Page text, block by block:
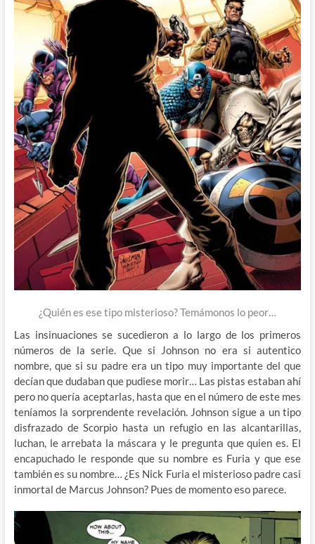
¿Quién es ese tipo misterioso? Temámonos lo peor…
Las insinuaciones se sucedieron a lo largo de los primeros
números de la serie. Que si Johnson no era si autentico
nombre, que si su padre era un tipo muy importante del que
decían que dudaban que pudiese morir… Las pistas estaban ahí
pero no quería aceptarlas, hasta que en el número de este mes
teníamos la sorprendente revelación. Johnson sigue a un tipo
disfrazado de Scorpio hasta un refugio en las alcantarillas,
luchan, le arrebata la máscara y le pregunta que quien es. El
encapuchado le responde que su nombre es Furia y que ese
también es su nombre… ¿Es Nick Furia el misterioso padre casi
inmortal de Marcus Johnson? Pues de momento eso parece.